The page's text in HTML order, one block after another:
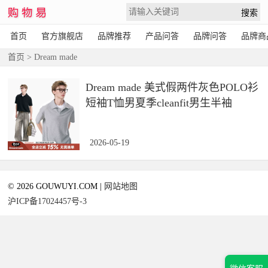
首页 官方旗舰店 品牌推荐 产品问答 品牌问答 品牌商
首页 > Dream made
Dream made 美式假两件灰色POLO衫
短袖T恤男夏季cleanfit男生半袖
2026-05-19
© 2026 GOUWUYI.COM |
网站地图
沪ICP备17024457号-3